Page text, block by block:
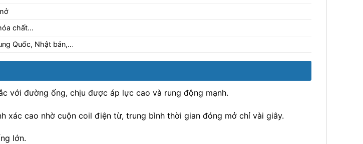
chất…
Quốc, Nhật bản,...
với đường ống, chịu được áp lực cao và rung động mạnh.
xác cao nhờ cuộn coil điện từ, trung bình thời gian đóng mở chỉ vài giây.
lớn.